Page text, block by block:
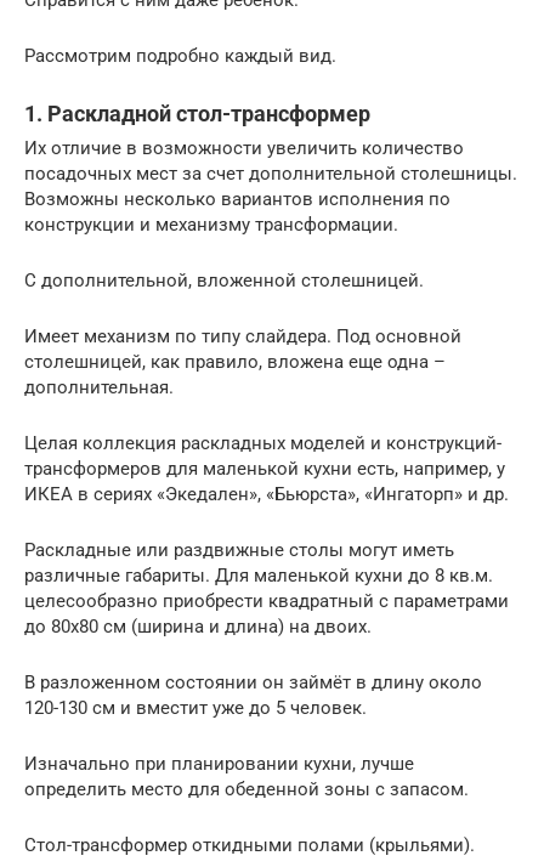
Рассмотрим подробно каждый вид.
1. Раскладной стол-трансформер
Их отличие в возможности увеличить количество
посадочных мест за счет дополнительной столешницы.
Возможны несколько вариантов исполнения по
конструкции и механизму трансформации.
С дополнительной, вложенной столешницей.
Имеет механизм по типу слайдера. Под основной
столешницей, как правило, вложена еще одна –
дополнительная.
Целая коллекция раскладных моделей и конструкций-
трансформеров для маленькой кухни есть, например, у
ИКЕА в сериях «Экедален», «Бьюрста», «Ингаторп» и др.
Раскладные или раздвижные столы могут иметь
различные габариты. Для маленькой кухни до 8 кв.м.
целесообразно приобрести квадратный с параметрами
до 80х80 см (ширина и длина) на двоих.
В разложенном состоянии он займёт в длину около
120-130 см и вместит уже до 5 человек.
Изначально при планировании кухни, лучше
определить место для обеденной зоны с запасом.
Стол-трансформер откидными полами (крыльями).